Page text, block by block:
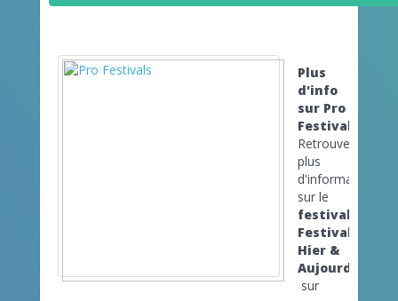
Plus
d'info
sur Pro
Festivals
Retrouvez
plus
d'informations
sur le
festival
Festival
Hier &
Aujourd'hui
sur